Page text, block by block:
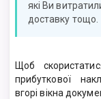
які Ви
доставку тощо.
Щоб
прибуткової
вгорі вікна